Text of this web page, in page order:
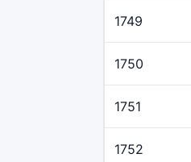
1749
1750
1751
1752